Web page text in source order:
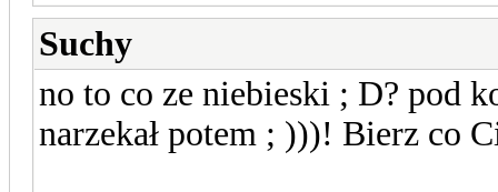
Suchy
no to co ze niebieski ; D? pod
narzekał potem ; )))! Bierz co